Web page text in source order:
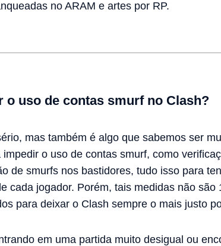
no ARAM e artes por RP.
o uso de contas smurf no Clash?
mas também é algo que sabemos ser
o uso de contas smurf, como
de smurfs nos bastidores, tudo isso para
cada jogador. Porém, tais medidas não são
para deixar o Clash sempre o mais justo
em uma partida muito desigual ou